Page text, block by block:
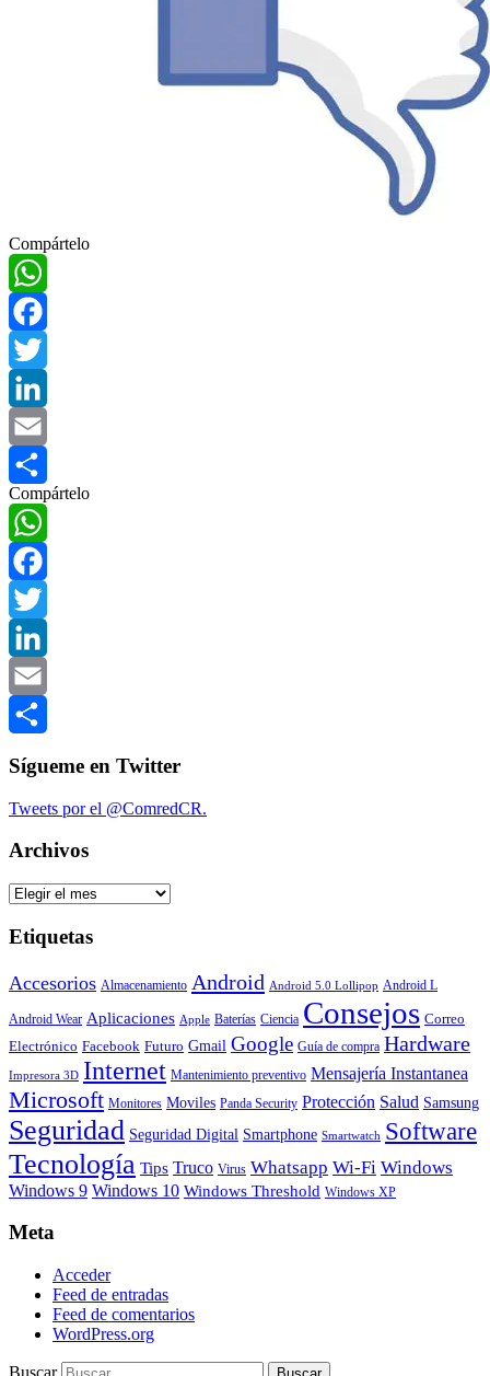
Compártelo
WhatsApp
Facebook
Twitter
LinkedIn
Email
Compartir
Compártelo
WhatsApp
Facebook
Twitter
LinkedIn
Email
Sígueme en Twitter
Tweets por el @ComredCR.
Archivos
Archivos
Etiquetas
Accesorios Almacenamiento Android Android 5.0 Lollipop Android L
Android Wear Aplicaciones Apple Baterías Ciencia Consejos Correo
Electrónico Facebook Futuro Gmail Google Guía de compra Hardware
Impresora 3D Internet Mantenimiento preventivo Mensajería Instantanea
Microsoft Monitores Moviles Panda Security Protección Salud Samsung
Seguridad Seguridad Digital Smartphone Smartwatch Software
Tecnología Tips Truco Virus Whatsapp Wi-Fi Windows
Windows 9 Windows 10 Windows Threshold Windows XP
Meta
Acceder
Feed de entradas
Feed de comentarios
WordPress.org
Buscar